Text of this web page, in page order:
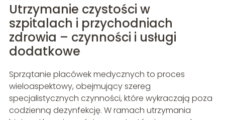
Utrzymanie czystości w
szpitalach i przychodniach
zdrowia – czynności i usługi
dodatkowe
Sprzątanie placówek medycznych to proces
wieloaspektowy, obejmujący szereg
specjalistycznych czynności, które wykraczają poza
codzienną dezynfekcję. W ramach utrzymania